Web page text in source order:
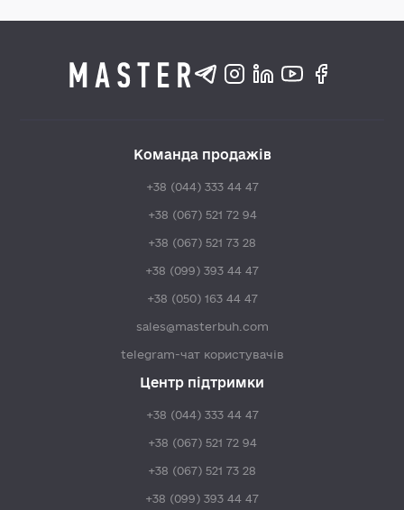
Команда продажів
+38 (044) 333 44 47
+38 (067) 521 72 94
+38 (067) 521 73 28
+38 (099) 393 44 47
+38 (050) 163 44 47
sales@masterbuh.com
telegram-чат користувачів
Центр підтримки
+38 (044) 333 44 47
+38 (067) 521 72 94
+38 (067) 521 73 28
+38 (099) 393 44 47